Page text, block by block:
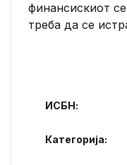
финансискиот
треба да се
ИСБН:
Категорија: